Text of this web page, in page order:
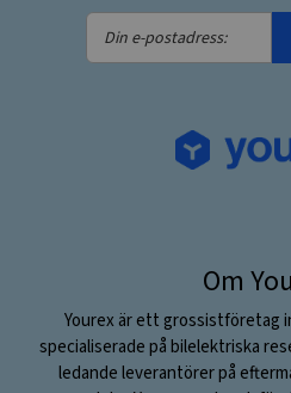
Din
e-
Om
Yourex är ett grossistföretag
specialiserade på bilelektriska
ledande leverantörer på